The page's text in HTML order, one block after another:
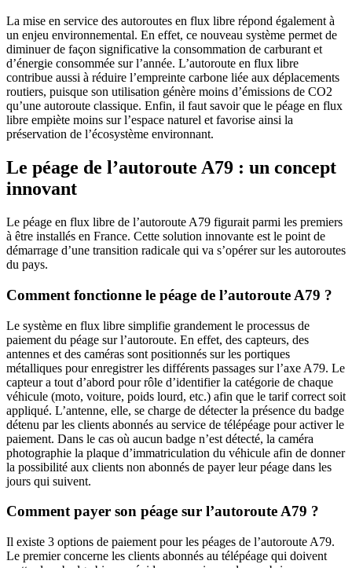
La mise en service des autoroutes en flux libre répond également à
un enjeu environnemental. En effet, ce nouveau système permet de
diminuer de façon significative la consommation de carburant et
d’énergie consommée sur l’année. L’autoroute en flux libre
contribue aussi à réduire l’empreinte carbone liée aux déplacements
routiers, puisque son utilisation génère moins d’émissions de CO2
qu’une autoroute classique. Enfin, il faut savoir que le péage en flux
libre empiète moins sur l’espace naturel et favorise ainsi la
préservation de l’écosystème environnant.
Le péage de l’autoroute A79 : un concept
innovant
Le péage en flux libre de l’autoroute A79 figurait parmi les premiers
à être installés en France. Cette solution innovante est le point de
démarrage d’une transition radicale qui va s’opérer sur les autoroutes
du pays.
Comment fonctionne le péage de l’autoroute A79 ?
Le système en flux libre simplifie grandement le processus de
paiement du péage sur l’autoroute. En effet, des capteurs, des
antennes et des caméras sont positionnés sur les portiques
métalliques pour enregistrer les différents passages sur l’axe A79. Le
capteur a tout d’abord pour rôle d’identifier la catégorie de chaque
véhicule (moto, voiture, poids lourd, etc.) afin que le tarif correct soit
appliqué. L’antenne, elle, se charge de détecter la présence du badge
détenu par les clients abonnés au service de télépéage pour activer le
paiement. Dans le cas où aucun badge n’est détecté, la caméra
photographie la plaque d’immatriculation du véhicule afin de donner
la possibilité aux clients non abonnés de payer leur péage dans les
jours qui suivent.
Comment payer son péage sur l’autoroute A79 ?
Il existe 3 options de paiement pour les péages de l’autoroute A79.
Le premier concerne les clients abonnés au télépéage qui doivent